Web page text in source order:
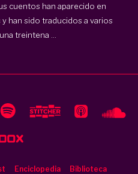
cuentos han aparecido en
han sido traducidos a varios
treintena ...
Enciclopedia Biblioteca